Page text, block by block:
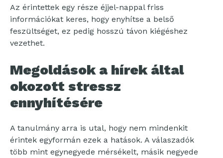
Az érintettek egy része éjjel-nappal friss
információkat keres, hogy enyhítse a belső
feszültséget, ez pedig hosszú távon kiégéshez
vezethet.
Megoldások a hírek által
okozott stressz
ennyhítésére
A tanulmány arra is utal, hogy nem mindenkit
érintek egyformán ezek a hatások. A válaszadók
több mint egynegyede mérsékelt, másik negyede